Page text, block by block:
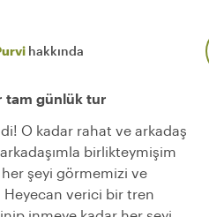
hakkında
tam günlük tur
O kadar rahat ve arkadaş
birlikteymişim
şeyi görmemizi ve
Heyecan verici bir tren